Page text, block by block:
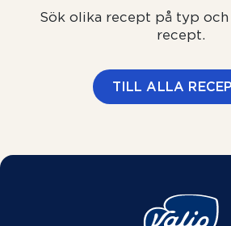
Sök olika recept på typ och
recept.
TILL ALLA